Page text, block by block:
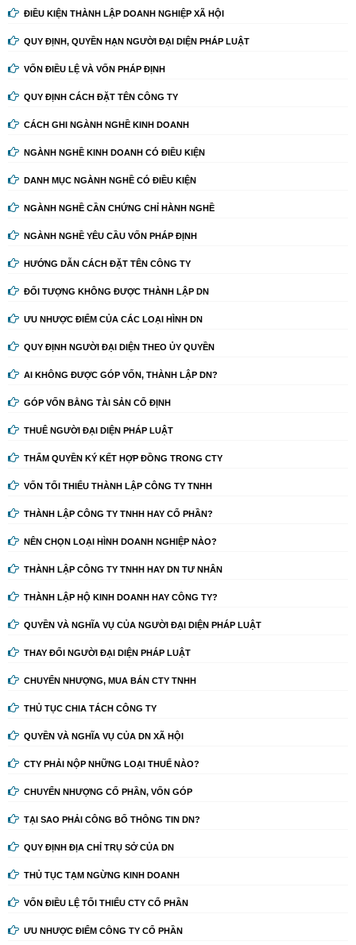
ĐIỀU KIỆN THÀNH LẬP DOANH NGHIỆP XÃ HỘI
QUY ĐỊNH, QUYỀN HẠN NGƯỜI ĐẠI DIỆN PHÁP LUẬT
VỐN ĐIỀU LỆ VÀ VỐN PHÁP ĐỊNH
QUY ĐỊNH CÁCH ĐẶT TÊN CÔNG TY
CÁCH GHI NGÀNH NGHỀ KINH DOANH
NGÀNH NGHỀ KINH DOANH CÓ ĐIỀU KIỆN
DANH MỤC NGÀNH NGHỀ CÓ ĐIỀU KIỆN
NGÀNH NGHỀ CẦN CHỨNG CHỈ HÀNH NGHỀ
NGÀNH NGHỀ YÊU CẦU VỐN PHÁP ĐỊNH
HƯỚNG DẪN CÁCH ĐẶT TÊN CÔNG TY
ĐỐI TƯỢNG KHÔNG ĐƯỢC THÀNH LẬP DN
ƯU NHƯỢC ĐIỂM CỦA CÁC LOẠI HÌNH DN
QUY ĐỊNH NGƯỜI ĐẠI DIỆN THEO ỦY QUYỀN
AI KHÔNG ĐƯỢC GÓP VỐN, THÀNH LẬP DN?
GÓP VỐN BẰNG TÀI SẢN CỐ ĐỊNH
THUÊ NGƯỜI ĐẠI DIỆN PHÁP LUẬT
THẨM QUYỀN KÝ KẾT HỢP ĐỒNG TRONG CTY
VỐN TỐI THIỂU THÀNH LẬP CÔNG TY TNHH
THÀNH LẬP CÔNG TY TNHH HAY CỔ PHẦN?
NÊN CHỌN LOẠI HÌNH DOANH NGHIỆP NÀO?
THÀNH LẬP CÔNG TY TNHH HAY DN TƯ NHÂN
THÀNH LẬP HỘ KINH DOANH HAY CÔNG TY?
QUYỀN VÀ NGHĨA VỤ CỦA NGƯỜI ĐẠI DIỆN PHÁP LUẬT
THAY ĐỔI NGƯỜI ĐẠI DIỆN PHÁP LUẬT
CHUYỂN NHƯỢNG, MUA BÁN CTY TNHH
THỦ TỤC CHIA TÁCH CÔNG TY
QUYỀN VÀ NGHĨA VỤ CỦA DN XÃ HỘI
CTY PHẢI NỘP NHỮNG LOẠI THUẾ NÀO?
CHUYỂN NHƯỢNG CỔ PHẦN, VỐN GÓP
TẠI SAO PHẢI CÔNG BỐ THÔNG TIN DN?
QUY ĐỊNH ĐỊA CHỈ TRỤ SỞ CỦA DN
THỦ TỤC TẠM NGỪNG KINH DOANH
VỐN ĐIỀU LỆ TỐI THIỂU CTY CỔ PHẦN
ƯU NHƯỢC ĐIỂM CÔNG TY CỔ PHẦN